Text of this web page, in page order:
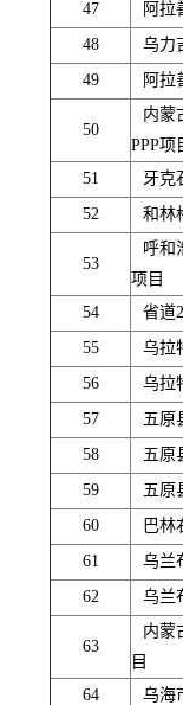
47
阿拉
48
乌力
49
阿拉
50
内蒙
PPP项
51
牙克
52
和林
53
呼和
项目
54
省道
55
乌拉
56
乌拉
57
五原
58
五原
59
五原
60
巴林
61
乌兰
62
乌兰
63
内蒙
目
64
乌海